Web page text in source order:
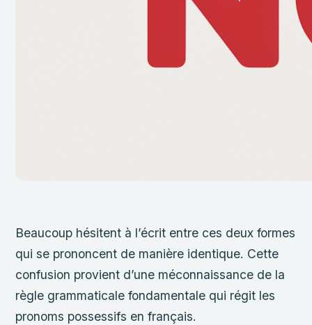
Beaucoup hésitent à l’écrit entre ces deux formes
qui se prononcent de manière identique. Cette
confusion provient d’une méconnaissance de la
règle grammaticale fondamentale qui régit les
pronoms possessifs en français.